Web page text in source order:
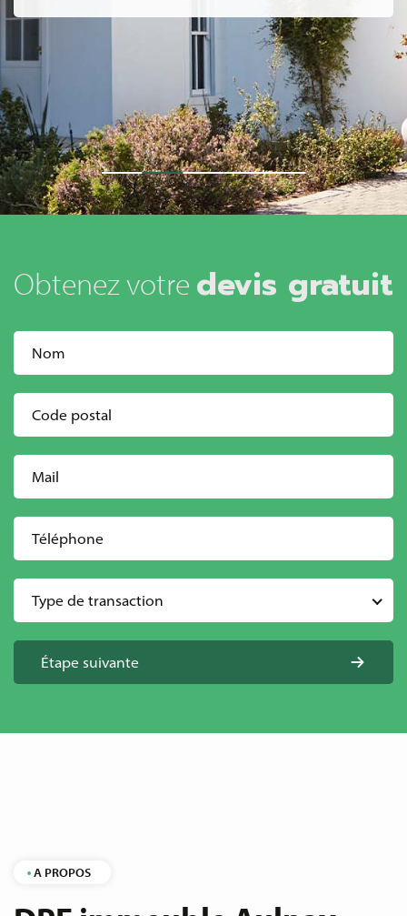
Obtenez votre devis gratuit
Type de transaction
Étape suivante
A PROPOS